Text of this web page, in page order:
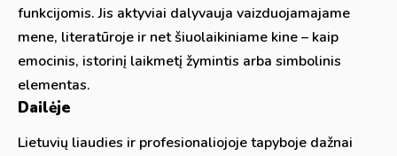
funkcijomis. Jis aktyviai dalyvauja vaizduojamajame
mene, literatūroje ir net šiuolaikiniame kine – kaip
emocinis, istorinį laikmetį žymintis arba simbolinis
elementas.
Dailėje
Lietuvių liaudies ir profesionaliojoje tapyboje dažnai